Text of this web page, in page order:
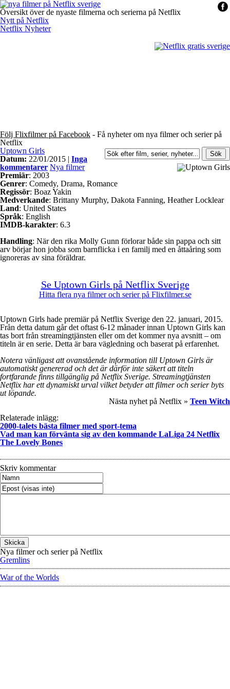
Översikt över de nyaste filmerna och serierna på Netflix
Nytt på Netflix
Netflix Nyheter
Följ Flixfilmer på Facebook - Få nyheter om nya filmer och serier på
Netflix
Uptown Girls
Datum: 22/01/2015 | Inga
kommentarer Nya filmer
Premiär: 2003
Genrer: Comedy, Drama, Romance
Regissör: Boaz Yakin
Medverkande: Brittany Murphy, Dakota Fanning, Heather Locklear
Land: United States
Språk: English
IMDB-karakter: 6.3
Handling: När den rika Molly Gunn förlorar både sin pappa och sitt
arv börjar hon jobba som barnflicka i en familj med en åttaåring som
ignoreras av sina föräldrar.
Se Uptown Girls på Netflix Sverige
Hitta flera nya filmer och serier på Flixfilmer.se
Uptown Girls hade premiär på Netflix Sverige den 22. januari, 2015.
Från detta datum går det oftast 6-12 månader innan Uptown Girls kan
tas bort från streamingtjänsten eller om det kommer nya avsnitt – om
titeln är en serie. Detta är bara vägledning och baserat på erfarenhet.
Notera vänligast att ovanstående information till Uptown Girls är
automatiskt genererad och det är därför inte säkert att titeln
fortfarande finns tillgänglig på Netflix Sverige. Streamingtjänsten
Netflix har ett dynamiskt urval vilket betyder att filmer och serier byts
ut löpande.
Nästa nyhet på Netflix » Teen Witch
Relaterade inlägg:
2000-talets bästa filmer med sport-tema
Vad man kan förvänta sig av den kommande LaLiga 24 Netflix
The Lovely Bones
Skriv kommentar
Nya filmer och serier på Netflix
Gremlins
War of the Worlds